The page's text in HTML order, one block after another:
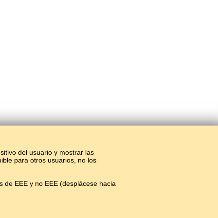
del usuario y mostrar las
para otros usuarios, no los
EEE y no EEE (desplácese hacia
en línea.#